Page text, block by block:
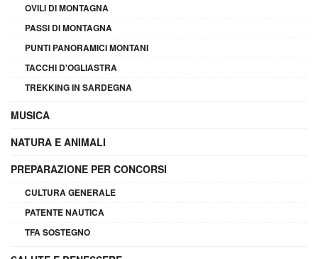
OVILI DI MONTAGNA
PASSI DI MONTAGNA
PUNTI PANORAMICI MONTANI
TACCHI D'OGLIASTRA
TREKKING IN SARDEGNA
MUSICA
NATURA E ANIMALI
PREPARAZIONE PER CONCORSI
CULTURA GENERALE
PATENTE NAUTICA
TFA SOSTEGNO